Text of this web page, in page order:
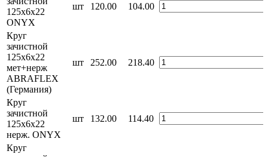
125х6х22
ONYX
шт 120.00 104.00
Круг
зачистной
125х6х22
мет+нерж
ABRAFLEX
(Германия)
шт 252.00 218.40
Круг
зачистной
125х6х22
нерж. ONYX
шт 132.00 114.40
Круг